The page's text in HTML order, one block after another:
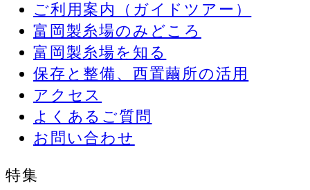
ご利用案内（ガイドツアー）
富岡製糸場のみどころ
富岡製糸場を知る
保存と整備、西置繭所の活用
アクセス
よくあるご質問
お問い合わせ
特集